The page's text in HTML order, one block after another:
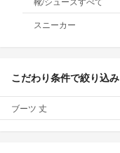
スニーカー
こだわり条件で絞り込み
ブーツ 丈